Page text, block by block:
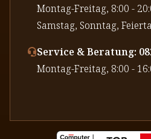
⁠Montag-Freitag, 8:00 -
⁠Samstag, Sonntag,
Service & Beratung:
⁠Montag-Freitag, 8:00 -